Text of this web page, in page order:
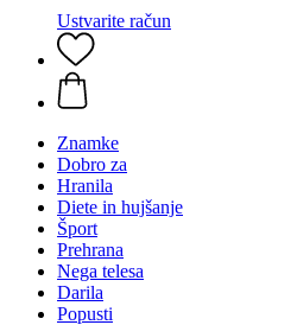
Ustvarite račun
Znamke
Dobro za
Hranila
Diete in hujšanje
Šport
Prehrana
Nega telesa
Darila
Popusti